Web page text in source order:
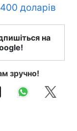
доларів
на
зручно!